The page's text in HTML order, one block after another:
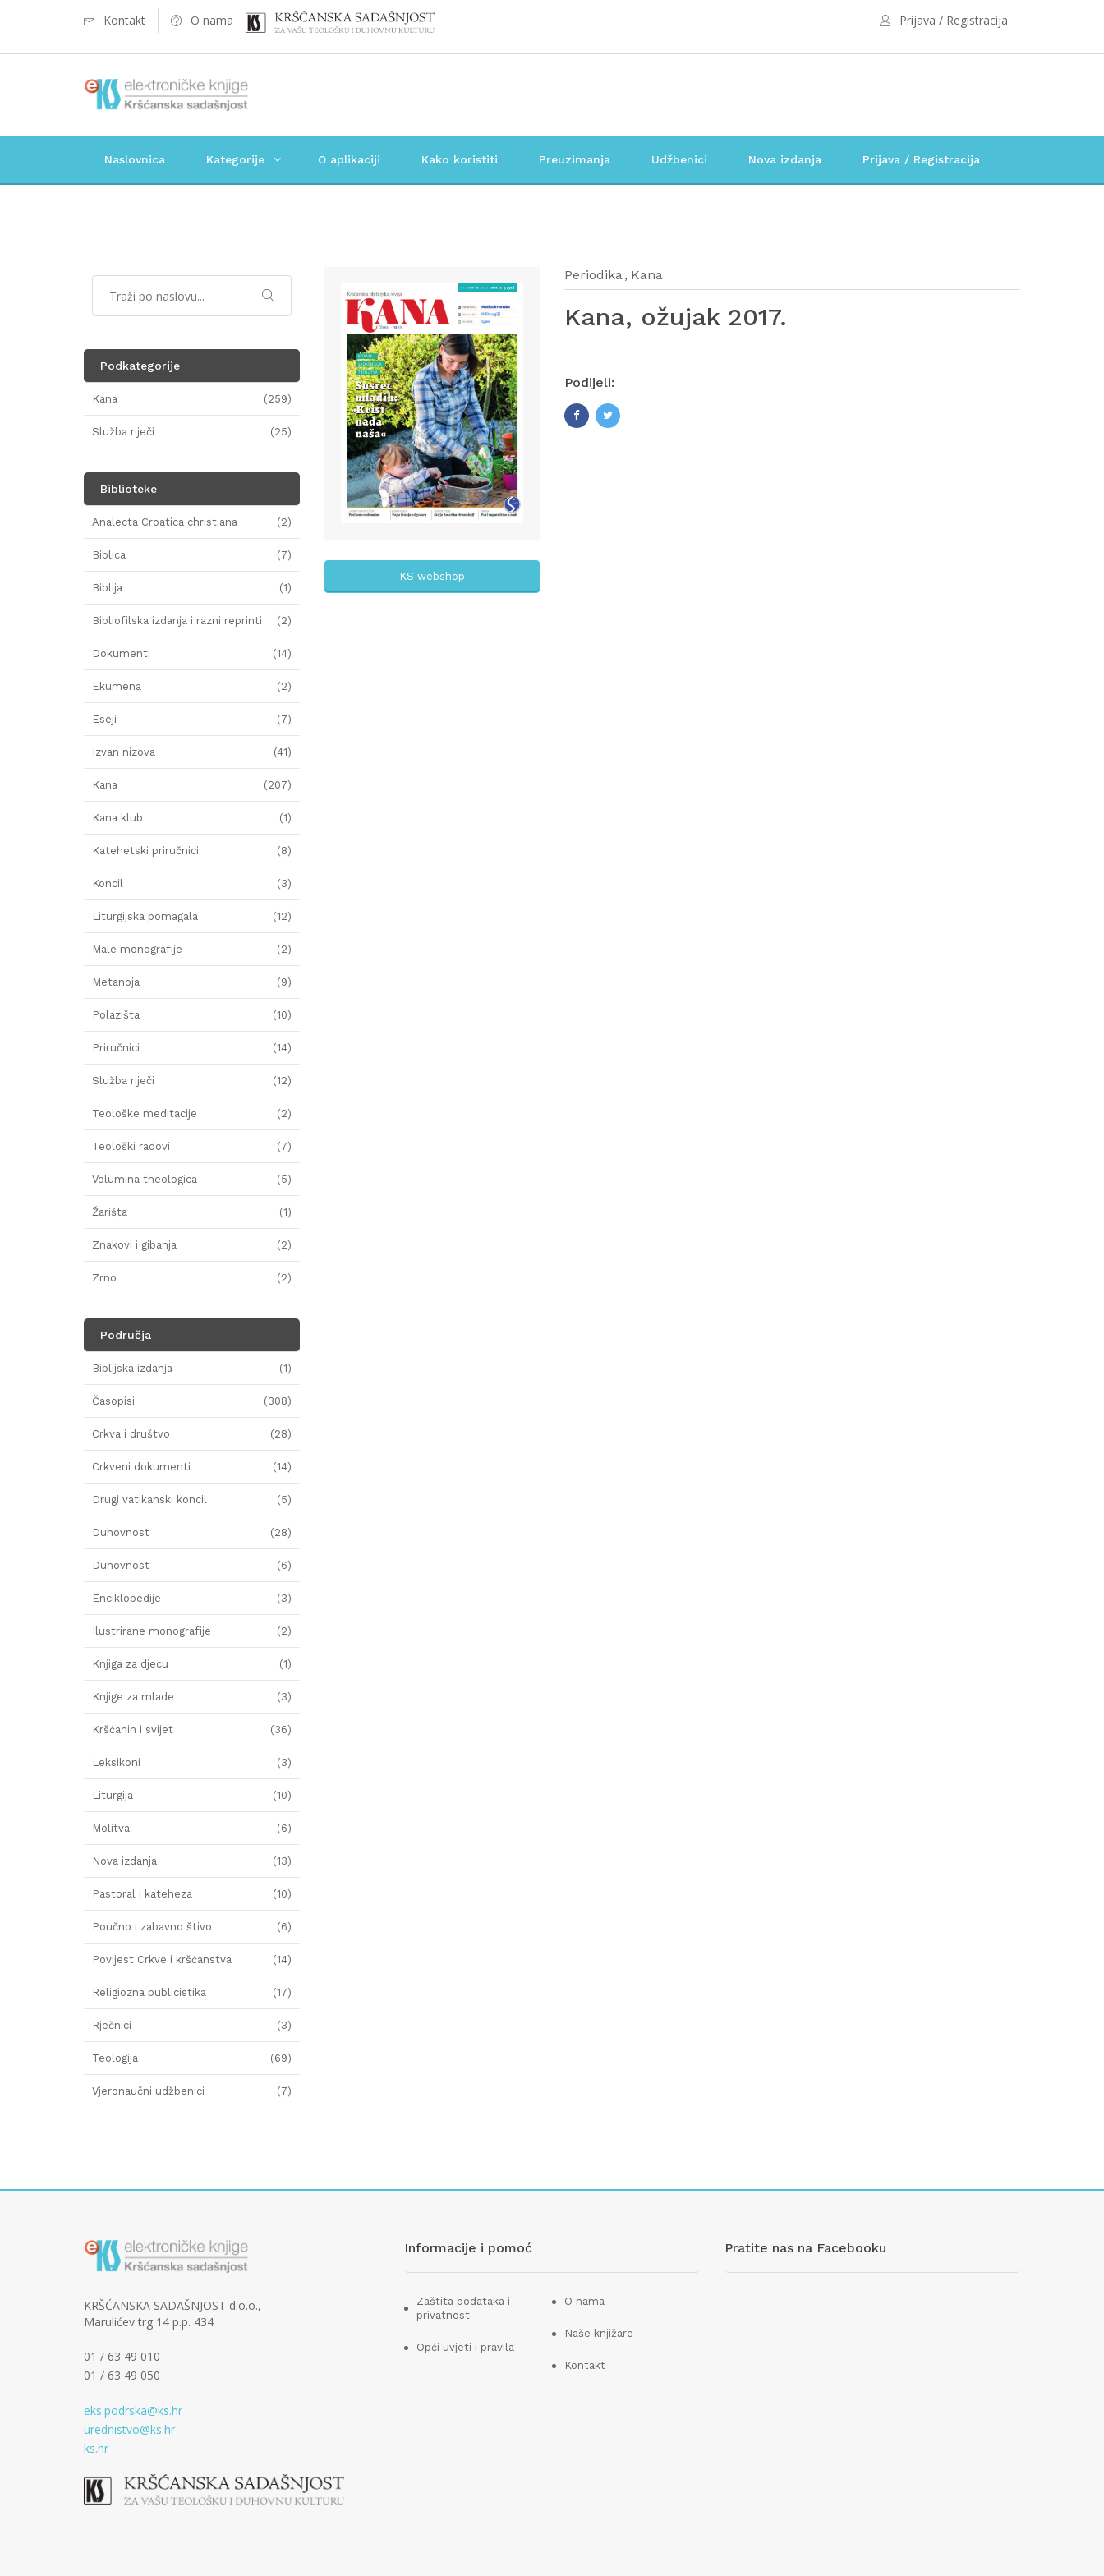
Kontakt O nama Prijava / Registracija
Naslovnica Kategorije O aplikaciji Kako koristiti Preuzimanja Udžbenici Nova izdanja Prijava / Registracija
KS webshop
Periodika Kana
Kana, ožujak 2017.
Podijeli:
Podkategorije
Kana (259)
Služba riječi (25)
Biblioteke
Analecta Croatica christiana (2)
Biblica (7)
Biblija (1)
Bibliofilska izdanja i razni reprinti (2)
Dokumenti (14)
Ekumena (2)
Eseji (7)
Izvan nizova (41)
Kana (207)
Kana klub (1)
Katehetski priručnici (8)
Koncil (3)
Liturgijska pomagala (12)
Male monografije (2)
Metanoja (9)
Polazišta (10)
Priručnici (14)
Služba riječi (12)
Teološke meditacije (2)
Teološki radovi (7)
Volumina theologica (5)
Žarišta (1)
Znakovi i gibanja (2)
Zrno (2)
Područja
Biblijska izdanja (1)
Časopisi (308)
Crkva i društvo (28)
Crkveni dokumenti (14)
Drugi vatikanski koncil (5)
Duhovnost (28)
Duhovnost (6)
Enciklopedije (3)
Ilustrirane monografije (2)
Knjiga za djecu (1)
Knjige za mlade (3)
Kršćanin i svijet (36)
Leksikoni (3)
Liturgija (10)
Molitva (6)
Nova izdanja (13)
Pastoral i kateheza (10)
Poučno i zabavno štivo (6)
Povijest Crkve i kršćanstva (14)
Religiozna publicistika (17)
Rječnici (3)
Teologija (69)
Vjeronaučni udžbenici (7)
KRŠĆANSKA SADAŠNJOST d.o.o.,
Marulićev trg 14 p.p. 434
01 / 63 49 010
01 / 63 49 050
eks.podrska@ks.hr
urednistvo@ks.hr
ks.hr
Informacije i pomoć
Zaštita podataka i
privatnost
Opći uvjeti i pravila
O nama
Naše knjižare
Kontakt
Pratite nas na Facebooku